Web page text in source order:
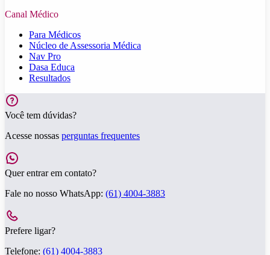
Canal Médico
Para Médicos
Núcleo de Assessoria Médica
Nav Pro
Dasa Educa
Resultados
Você tem dúvidas?
Acesse nossas perguntas frequentes
Quer entrar em contato?
Fale no nosso WhatsApp: (61) 4004-3883
Prefere ligar?
Telefone: (61) 4004-3883